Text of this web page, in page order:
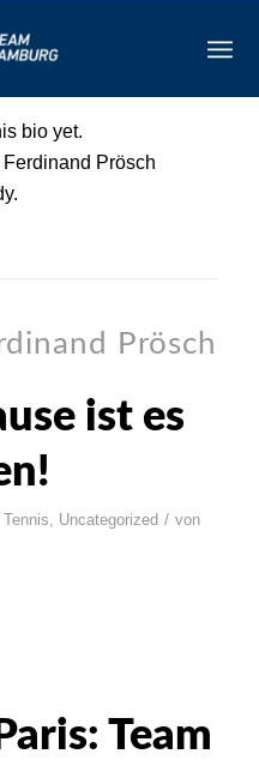
bio yet.
Ferdinand Prösch
Prösch
ist es
Tennis, Uncategorized / von
Team